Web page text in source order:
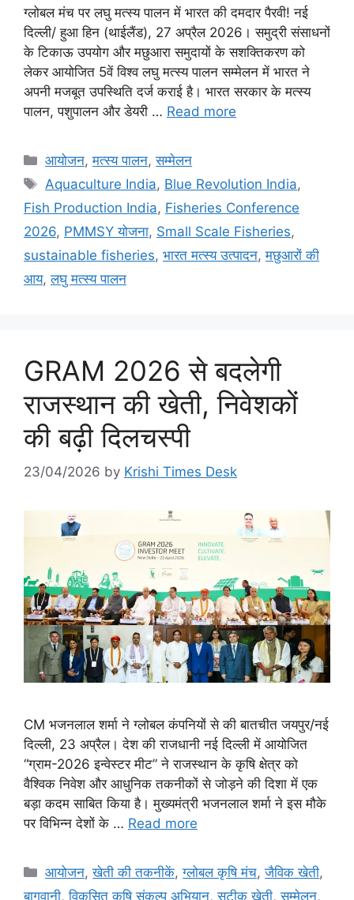
ग्लोबल मंच पर लघु मत्स्य पालन में भारत की दमदार पैरवी! नई
दिल्ली/ हुआ हिन (थाईलैंड), 27 अप्रैल 2026। समुद्री संसाधनों
के टिकाऊ उपयोग और मछुआरा समुदायों के सशक्तिकरण को
लेकर आयोजित 5वें विश्व लघु मत्स्य पालन सम्मेलन में भारत ने
अपनी मजबूत उपस्थिति दर्ज कराई है। भारत सरकार के मत्स्य
पालन, पशुपालन और डेयरी … Read more
आयोजन,मत्स्य पालन,सम्मेलन
Aquaculture India, Blue Revolution India,
Fish Production India, Fisheries Conference
2026, PMMSY योजना, Small Scale Fisheries,
sustainable fisheries, भारत मत्स्य उत्पादन,मछुआरों की
आय,लघु मत्स्य पालन
GRAM 2026 से बदलेगी
राजस्थान की खेती, निवेशकों
की बढ़ी दिलचस्पी
23/04/2026 by Krishi Times Desk
CM भजनलाल शर्मा ने ग्लोबल कंपनियों से की बातचीत जयपुर/नई
दिल्ली, 23 अप्रैल। देश की राजधानी नई दिल्ली में आयोजित
“ग्राम-2026 इन्वेस्टर मीट” ने राजस्थान के कृषि क्षेत्र को
वैश्विक निवेश और आधुनिक तकनीकों से जोड़ने की दिशा में एक
बड़ा कदम साबित किया है। मुख्यमंत्री भजनलाल शर्मा ने इस मौके
पर विभिन्न देशों के … Read more
आयोजन,खेती की तकनीकें,ग्लोबल कृषि मंच,जैविक खेती,
बागवानी,विकसित कृषि संकल्प अभियान,सटीक खेती,सम्मेलन,